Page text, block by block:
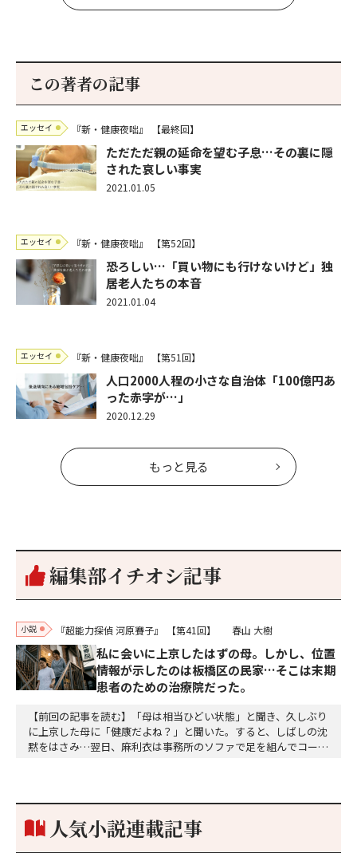
この著者の記事
エッセイ 『新・健康夜咄』 【最終回】
ただただ親の延命を望む子息…その裏に隠
された哀しい事実
2021.01.05
エッセイ 『新・健康夜咄』 【第52回】
恐ろしい…「買い物にも行けないけど」独
居老人たちの本音
2021.01.04
エッセイ 『新・健康夜咄』 【第51回】
人口2000人程の小さな自治体「100億円あ
った赤字が…」
2020.12.29
もっと見る
編集部イチオシ記事
小説 『超能力探偵 河原賽子』 【第41回】 春山 大樹
私に会いに上京したはずの母。しかし、位置
情報が示したのは板橋区の民家…そこは末期
患者のための治療院だった。
【前回の記事を読む】「母は相当ひどい状態」と聞き、久しぶり
に上京した母に「健康だよね？」と聞いた。すると、しばしの沈
黙をはさみ…翌日、麻利衣は事務所のソファで足を組んでコーヒ
個のサイコロが握られていた。「やはり私はあなたの超…
人気小説連載記事